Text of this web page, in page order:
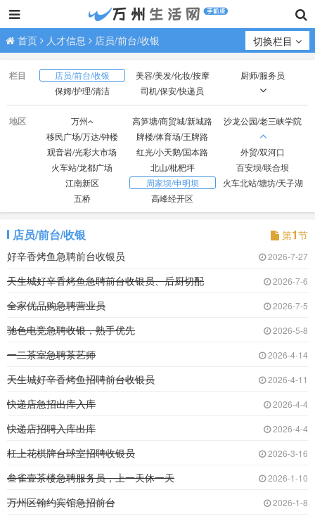
首页 人才信息 店员/前台/收银 切换栏目
栏目 店员/前台/收银 美容/美发/化妆/按摩
厨师/服务员
保姆/护理/清洁
司机/保安/快递员
技工/普工
业务/销售/营销
文员/助理/设计/策划
财会/出纳/库管
经营/行政/人事/后勤
教师/教练/助教
医生/护士
网络/电商/代练
钟点工/兼职/寒暑假工
在校生/实习
无具体意向求职
地区 万州 高笋塘/商贸城/新城路
沙龙公园/老三峡学院
移民广场/万达/钟楼
牌楼/体育场/王牌路
观音岩/光彩大市场
红光/小天鹅/国本路
外贸/双河口
火车站/龙都广场
北山/枇杷坪
百安坝/联合坝
江南新区
周家坝/申明坝
火车北站/塘坊/天子湖
五桥
高峰经开区
店员/前台/收银 第1节
好辛香烤鱼急聘前台收银员
2026-7-27
天生城好辛香烤鱼急聘前台收银员、后厨切配 2026-7-6
全家优品购急聘营业员 2026-7-5
驰色电竞急聘收银，熟手优先 2026-5-8
一二茶室急聘茶艺师 2026-4-14
天生城好辛香烤鱼招聘前台收银员 2026-4-11
快递店急招出库入库 2026-4-4
快递店招聘入库出库 2026-4-4
杠上花棋牌台球室招聘收银员 2026-3-16
叁雀壹茶楼急聘服务员，上一天休一天 2026-1-10
万州区翰约宾馆急招前台 2026-1-8